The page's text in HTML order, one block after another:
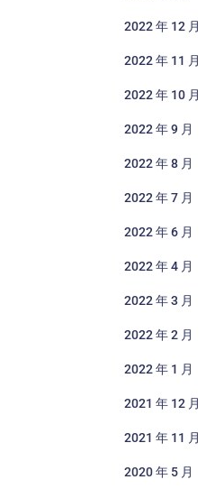
2022 年 12 月
2022 年 11 月
2022 年 10 月
2022 年 9 月
2022 年 8 月
2022 年 7 月
2022 年 6 月
2022 年 4 月
2022 年 3 月
2022 年 2 月
2022 年 1 月
2021 年 12 月
2021 年 11 月
2020 年 5 月